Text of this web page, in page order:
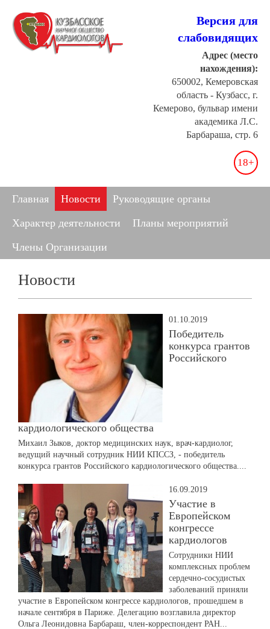
Версия для
слабовидящих
Адрес (место
нахождения):
650002, Кемеровская
область - Кузбасс, г.
Кемерово, бульвар имени
академика Л.С.
Барбараша, стр. 6
18+
Главная Новости
Руководящие органы
Характер деятельности
Планы мероприятий
Члены Организации
Новости
01.10.2019
Победитель
конкурса грантов
Российского
кардиологического общества
Михаил Зыков, доктор медицинских наук, врач-кардиолог,
ведущий научный сотрудник НИИ КПССЗ, - победитель
конкурса грантов Российского кардиологического общества....
16.09.2019
Участие в
Европейском
конгрессе
кардиологов
Сотрудники НИИ
комплексных проблем
сердечно-сосудистых
заболеваний приняли
участие в Европейском конгрессе кардиологов, прошедшем в
начале сентября в Париже. Делегацию возглавила директор
Ольга Леонидовна Барбараш, член-корреспондент РАН...